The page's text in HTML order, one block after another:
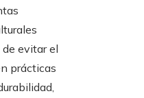
de evitar el
prácticas